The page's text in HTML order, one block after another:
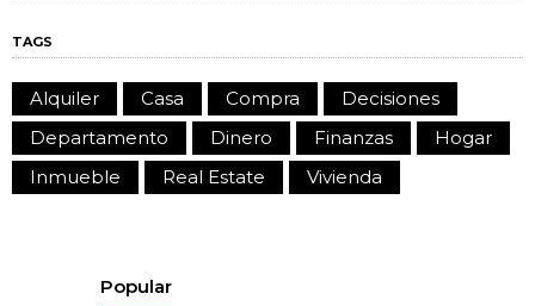
TAGS
Alquiler Casa Compra
Decisiones
Departamento
Dinero Finanzas
Hogar
Inmueble
Real Estate Vivienda
Popular